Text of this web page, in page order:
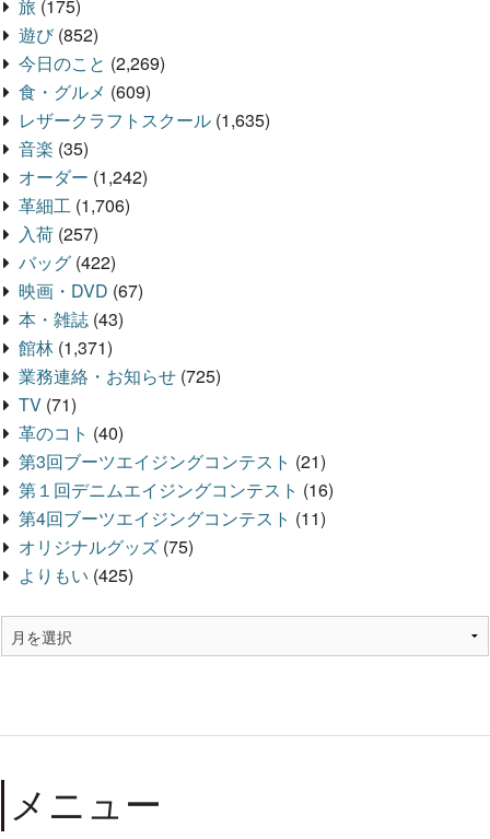
旅 (175)
遊び(852)
今日のこと (2,269)
食・グルメ (609)
レザークラフトスクール (1,635)
音楽 (35)
オーダー (1,242)
革細工 (1,706)
入荷 (257)
バッグ (422)
映画・DVD (67)
本・雑誌 (43)
館林 (1,371)
業務連絡・お知らせ (725)
TV (71)
革のコト (40)
第3回ブーツエイジングコンテスト (21)
第１回デニムエイジングコンテスト (16)
第4回ブーツエイジングコンテスト (11)
オリジナルグッズ (75)
よりもい (425)
メニュー